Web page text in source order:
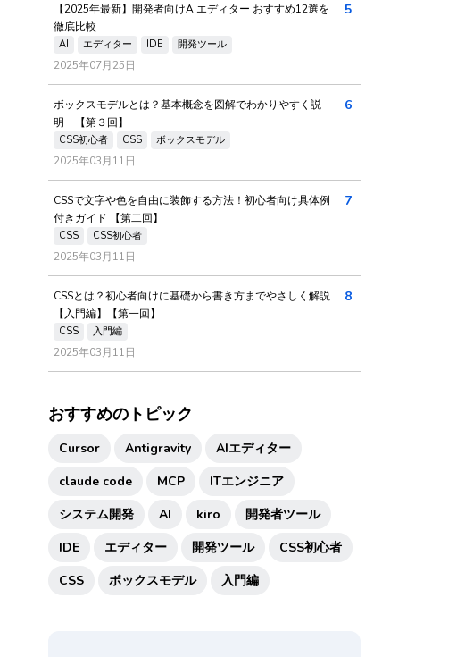
【2025年最新】開発者向けAIエディター おすすめ12選を
徹底比較
AI エディター IDE 開発ツール
2025年07月25日
5
ボックスモデルとは？基本概念を図解でわかりやすく説
明 【第３回】
CSS初心者 CSS ボックスモデル
2025年03月11日
6
CSSで文字や色を自由に装飾する方法！初心者向け具体例
付きガイド 【第二回】
CSS CSS初心者
2025年03月11日
7
CSSとは？初心者向けに基礎から書き方までやさしく解説
【入門編】【第一回】
CSS 入門編
2025年03月11日
8
おすすめのトピック
Cursor Antigravity
AIエディター
claude code
MCP
ITエンジニア
システム開発
AI kiro
開発者ツール
IDE
エディター 開発ツール
CSS初心者
CSS
ボックスモデル 入門編